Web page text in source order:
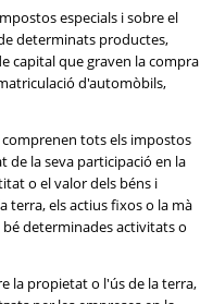
especials i sobre el
determinats productes,
capital que graven la compra
d'automòbils,
comprenen tots els impostos
de la seva participació en la
o el valor dels béns i
terra, els actius fixos o la mà
determinades activitats o
la propietat o l'ús de la terra,